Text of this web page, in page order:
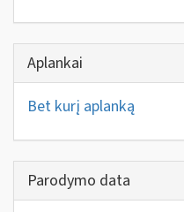
Aplankai
Bet kurį aplanką
Parodymo data